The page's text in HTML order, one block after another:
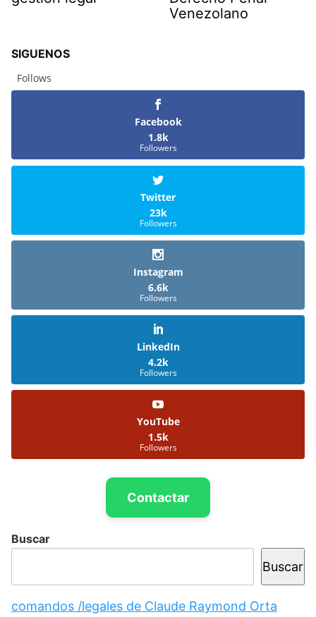
Venezolano
SIGUENOS
Follows
Facebook
1.8k
Followers
Twitter
23k
Followers
Instagram
6.6k
Followers
LinkedIn
4.2k
Followers
YouTube
1.5k
Followers
Contactar
Buscar
Buscar
comandos /legales de Claude Raymond Orta